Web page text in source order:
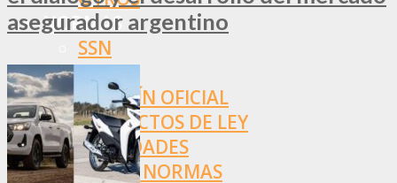
NORMAS
SSN
SRT
BOLETÍN OFICIAL
PROYECTOS DE LEY
SOCIEDADES
OTRAS NORMAS
asegurador argentino